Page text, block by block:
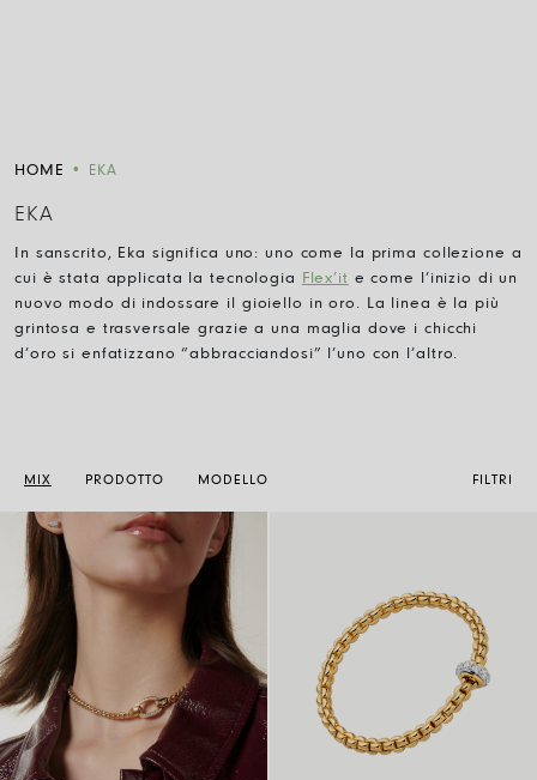
HOME • EKA
EKA
In sanscrito, Eka significa uno: uno come la prima collezione a
cui è stata applicata la tecnologia Flex’it e come l’inizio di un
nuovo modo di indossare il gioiello in oro. La linea è la più
grintosa e trasversale grazie a una maglia dove i chicchi
d’oro si enfatizzano “abbracciandosi” l’uno con l’altro.
MIX PRODOTTO MODELLO FILTRI